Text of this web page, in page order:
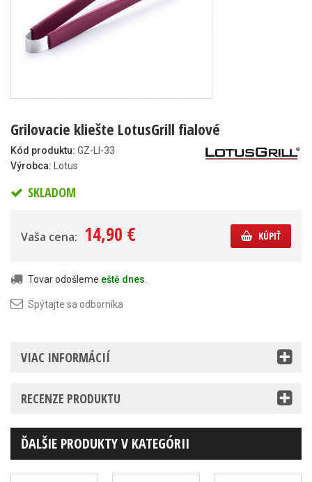
Grilovacie kliešte LotusGrill fialové
Kód produktu: GZ-LI-33
Výrobca:
Lotus
SKLADOM
Vaša cena: 14,90 € KÚPIŤ
Tovar odošleme eště dnes
Spýtajte sa odborníka
VIAC INFORMÁCIÍ
RECENZE PRODUKTU
ĎALŠIE PRODUKTY V KATEGÓRII